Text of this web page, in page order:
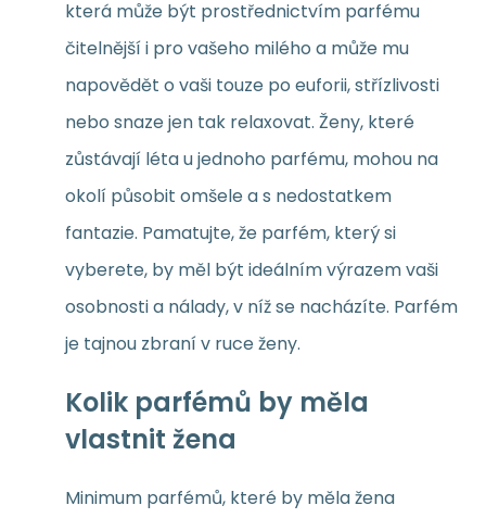
která může být prostřednictvím parfému
čitelnější i pro vašeho milého a může mu
napovědět o vaši touze po euforii, střízlivosti
nebo snaze jen tak relaxovat. Ženy, které
zůstávají léta u jednoho parfému, mohou na
okolí působit omšele a s nedostatkem
fantazie. Pamatujte, že parfém, který si
vyberete, by měl být ideálním výrazem vaši
osobnosti a nálady, v níž se nacházíte. Parfém
je tajnou zbraní v ruce ženy.
Kolik parfémů by měla
vlastnit žena
Minimum parfémů, které by měla žena